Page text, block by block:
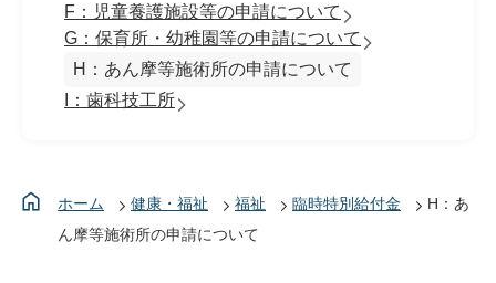
F：児童養護施設等の申請について
G：保育所・幼稚園等の申請について
H：あん摩等施術所の申請について
I：歯科技工所
ホーム 健康・福祉 福祉 臨時特別給付金
H：あ
ん摩等施術所の申請について